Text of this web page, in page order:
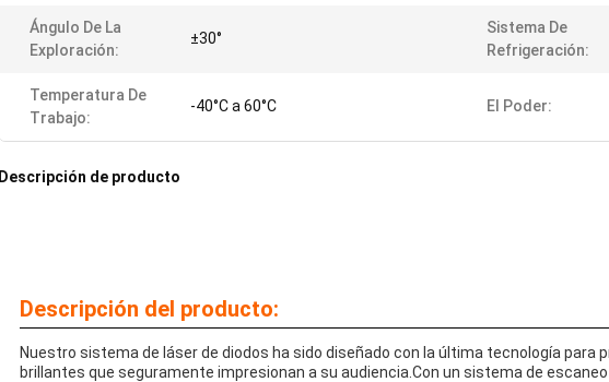
Ángulo De La
Exploración:
±30°
Sistema De
Refrigeración:
Temperatura De
Trabajo:
-40°C a 60°C El Poder:
Descripción de producto
Descripción del producto:
Nuestro sistema de láser de diodos ha sido diseñado con la última tecnología para
brillantes que seguramente impresionan a su audiencia.Con un sistema de